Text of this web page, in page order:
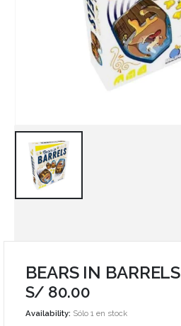
BEARS IN BARRELS
S/ 80.00
Availability: Sólo 1 en stock